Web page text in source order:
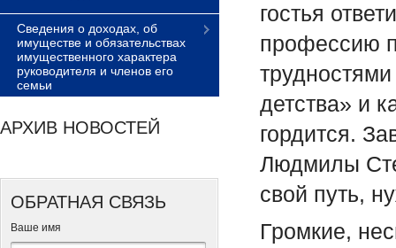
Сведения о доходах, об
имуществе и обязательствах
имущественного характера
руководителя и членов его
семьи
АРХИВ НОВОСТЕЙ
ОБРАТНАЯ СВЯЗЬ
Ваше имя
гостья
профессию
детства» и
гордится.
Людмилы
свой путь,
Громкие,